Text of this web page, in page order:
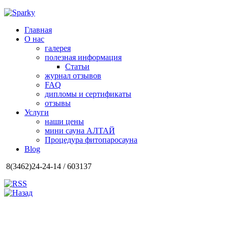
Главная
О нас
галерея
полезная информация
Статьи
журнал отзывов
FAQ
дипломы и сертификаты
отзывы
Услуги
наши цены
мини сауна АЛТАЙ
Процедура фитопаросауна
Blog
8(3462)24-24-14 / 603137